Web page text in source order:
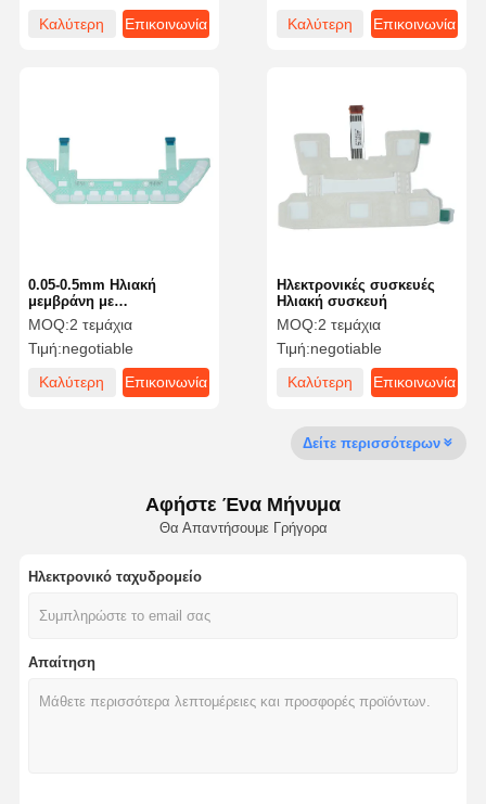
Επισκεψή
Έλεγχος
Επικοινωνήσ
Ειδήσεις
Διακόπτης μεμβρανών συνήθειας
Βιομηχανικός διακόπτης μεμβρανών
Εύκαμπτος διακόπτης μεμβρανών
Καλύτερη
Επικοινωνία
Καλύτερη
Επικοινωνία
Ηλεκτρονικές συσκευές
Ηλιακή συσκευή
MOQ:2 τεμάχια
Τιμή:negotiable
Καλύτερη
Επικοινωνία
0.05-0.5mm Ηλιακή
μεμβράνη με
χωρητικότητα
MOQ:2 τεμάχια
Τιμή:negotiable
Καλύτερη
Επικοινωνία
Δείτε περισσότερων
Αφήστε Ένα Μήνυμα
Θα Απαντήσουμε Γρήγορα
Ηλεκτρονικό ταχυδρομείο
Απαίτηση